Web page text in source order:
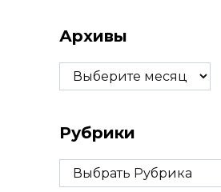
Архивы
Архивы
Рубрики
Рубрики